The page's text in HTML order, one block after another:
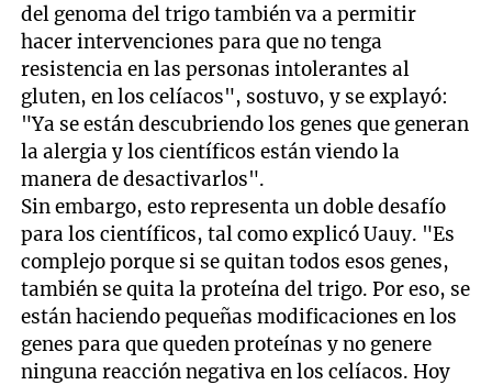
del genoma del trigo también va a permitir
hacer intervenciones para que no tenga
resistencia en las personas intolerantes al
gluten, en los celíacos", sostuvo, y se explayó:
"Ya se están descubriendo los genes que generan
la alergia y los científicos están viendo la
manera de desactivarlos".
Sin embargo, esto representa un doble desafío
para los científicos, tal como explicó Uauy. "Es
complejo porque si se quitan todos esos genes,
también se quita la proteína del trigo. Por eso, se
están haciendo pequeñas modificaciones en los
genes para que queden proteínas y no genere
ninguna reacción negativa en los celíacos. Hoy